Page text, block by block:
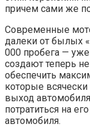
причем сами же
Современные
далеки от былых
000 пробега —
создают теперь
обеспечить
которые
выход
потратиться на
автомобиля.